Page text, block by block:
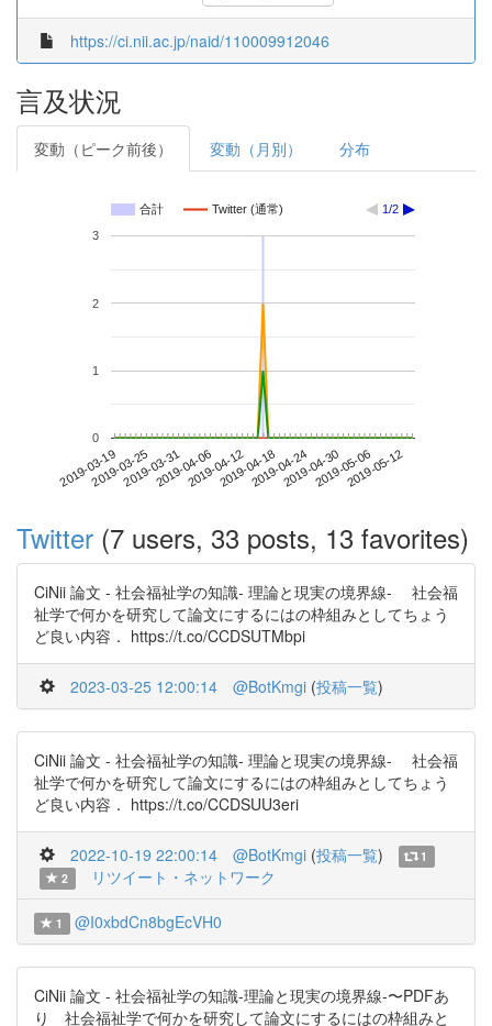
https://ci.nii.ac.jp/naid/110009912046
言及状況
変動（ピーク前後） 変動（月別） 分布
合計 Twitter (通常) 1/2
2019-03-192019-03-252019-03-312019-04-062019-04-122019-04-182019-04-242019-04-302019-05-062019-05-12
0
1
2
3
Twitter (7 users, 33 posts, 13 favorites)
CiNii 論文 - 社会福祉学の知識- 理論と現実の境界線- 社会福
祉学で何かを研究して論文にするにはの枠組みとしてちょう
ど良い内容． https://t.co/CCDSUTMbpi
2023-03-25 12:00:14 @BotKmgi (投稿一覧)
CiNii 論文 - 社会福祉学の知識- 理論と現実の境界線- 社会福
祉学で何かを研究して論文にするにはの枠組みとしてちょう
ど良い内容． https://t.co/CCDSUU3eri
2022-10-19 22:00:14 @BotKmgi (投稿一覧)
1
2
リツイート・ネットワーク
1 @I0xbdCn8bgEcVH0
CiNii 論文 - 社会福祉学の知識-理論と現実の境界線-〜PDFあ
り 社会福祉学で何かを研究して論文にするにはの枠組みと